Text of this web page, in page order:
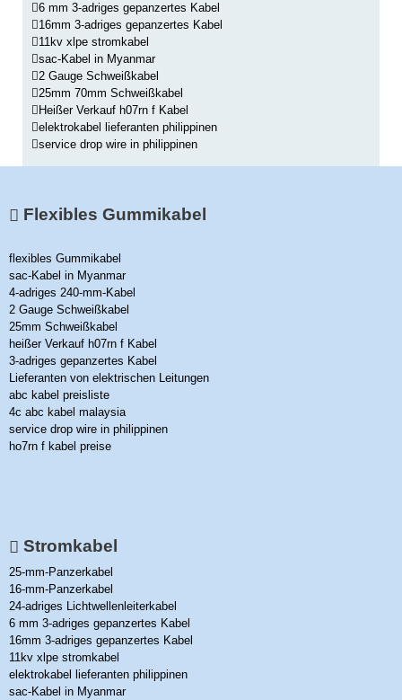
6 mm 3-adriges gepanzertes Kabel
16mm 3-adriges gepanzertes Kabel
11kv xlpe stromkabel
sac-Kabel in Myanmar
2 Gauge Schweißkabel
25mm 70mm Schweißkabel
Heißer Verkauf h07rn f Kabel
elektrokabel lieferanten philippinen
service drop wire in philippinen
Flexibles Gummikabel
flexibles Gummikabel
sac-Kabel in Myanmar
4-adriges 240-mm-Kabel
2 Gauge Schweißkabel
25mm Schweißkabel
heißer Verkauf h07rn f Kabel
3-adriges gepanzertes Kabel
Lieferanten von elektrischen Leitungen
abc kabel preisliste
4c abc kabel malaysia
service drop wire in philippinen
ho7rn f kabel preise
Stromkabel
25-mm-Panzerkabel
16-mm-Panzerkabel
24-adriges Lichtwellenleiterkabel
6 mm 3-adriges gepanzertes Kabel
16mm 3-adriges gepanzertes Kabel
11kv xlpe stromkabel
elektrokabel lieferanten philippinen
sac-Kabel in Myanmar